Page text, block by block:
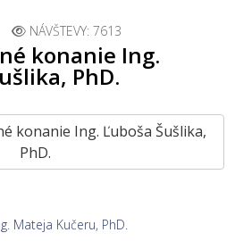
NÁVŠTEVY: 7613
konanie Ing.
PhD.
konanie Ing. Ľuboša Šušlika,
PhD.
Mateja Kučeru, PhD.